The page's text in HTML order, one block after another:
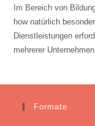
Im Bereich von
how natürlich
Dienstleistungen
mehrerer Unternehmen.
Formate